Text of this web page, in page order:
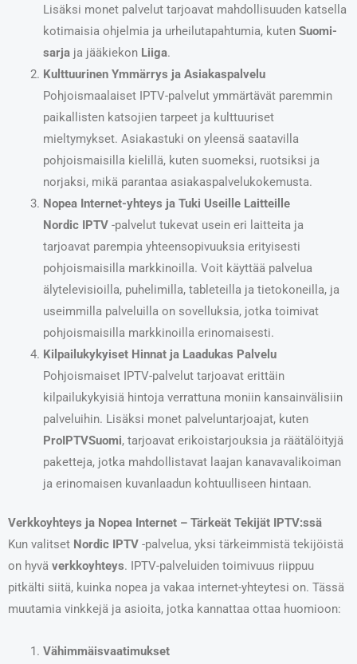
Lisäksi monet palvelut tarjoavat mahdollisuuden katsella
kotimaisia ohjelmia ja urheilutapahtumia, kuten Suomi-
sarjaja jääkiekon Liiga.
Kulttuurinen Ymmärrys ja Asiakaspalvelu
Pohjoismaalaiset IPTV-palvelut ymmärtävät paremmin
paikallisten katsojien tarpeet ja kulttuuriset
mieltymykset. Asiakastuki on yleensä saatavilla
pohjoismaisilla kielillä, kuten suomeksi, ruotsiksi ja
norjaksi, mikä parantaa asiakaspalvelukokemusta.
Nopea Internet-yhteys ja Tuki Useille Laitteille
Nordic IPTV-palvelut tukevat usein eri laitteita ja
tarjoavat parempia yhteensopivuuksia erityisesti
pohjoismaisilla markkinoilla. Voit käyttää palvelua
älytelevisioilla, puhelimilla, tableteilla ja tietokoneilla, ja
useimmilla palveluilla on sovelluksia, jotka toimivat
pohjoismaisilla markkinoilla erinomaisesti.
Kilpailukykyiset Hinnat ja Laadukas Palvelu
Pohjoismaiset IPTV-palvelut tarjoavat erittäin
kilpailukykyisiä hintoja verrattuna moniin kansainvälisiin
palveluihin. Lisäksi monet palveluntarjoajat, kuten
ProIPTVSuomi, tarjoavat erikoistarjouksia ja räätälöityjä
paketteja, jotka mahdollistavat laajan kanavavalikoiman
ja erinomaisen kuvanlaadun kohtuulliseen hintaan.
Verkkoyhteys ja Nopea Internet – Tärkeät Tekijät IPTV:ssä
Kun valitset Nordic IPTV -palvelua, yksi tärkeimmistä tekijöistä
on hyvä verkkoyhteys. IPTV-palveluiden toimivuus riippuu
pitkälti siitä, kuinka nopea ja vakaa internet-yhteytesi on. Tässä
muutamia vinkkejä ja asioita, jotka kannattaa ottaa huomioon:
Vähimmäisvaatimukset